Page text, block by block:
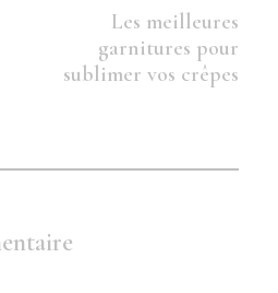
Les meilleures
garnitures pour
sublimer vos crêpes